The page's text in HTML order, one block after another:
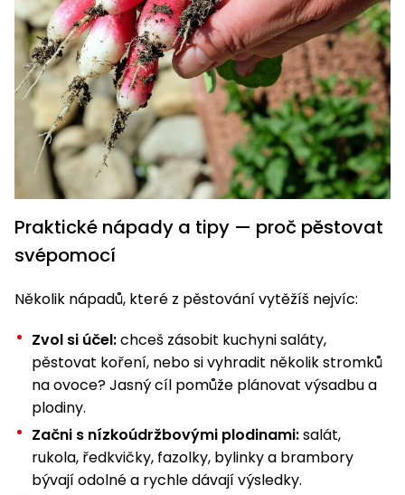
Praktické nápady a tipy — proč pěstovat
svépomocí
Několik nápadů, které z pěstování vytěžíš nejvíc:
Zvol si účel:chceš zásobit kuchyni saláty,
pěstovat koření, nebo si vyhradit několik stromků
na ovoce? Jasný cíl pomůže plánovat výsadbu a
plodiny.
Začni s nízkoúdržbovými plodinami:salát,
rukola, ředkvičky, fazolky, bylinky a brambory
bývají odolné a rychle dávají výsledky.